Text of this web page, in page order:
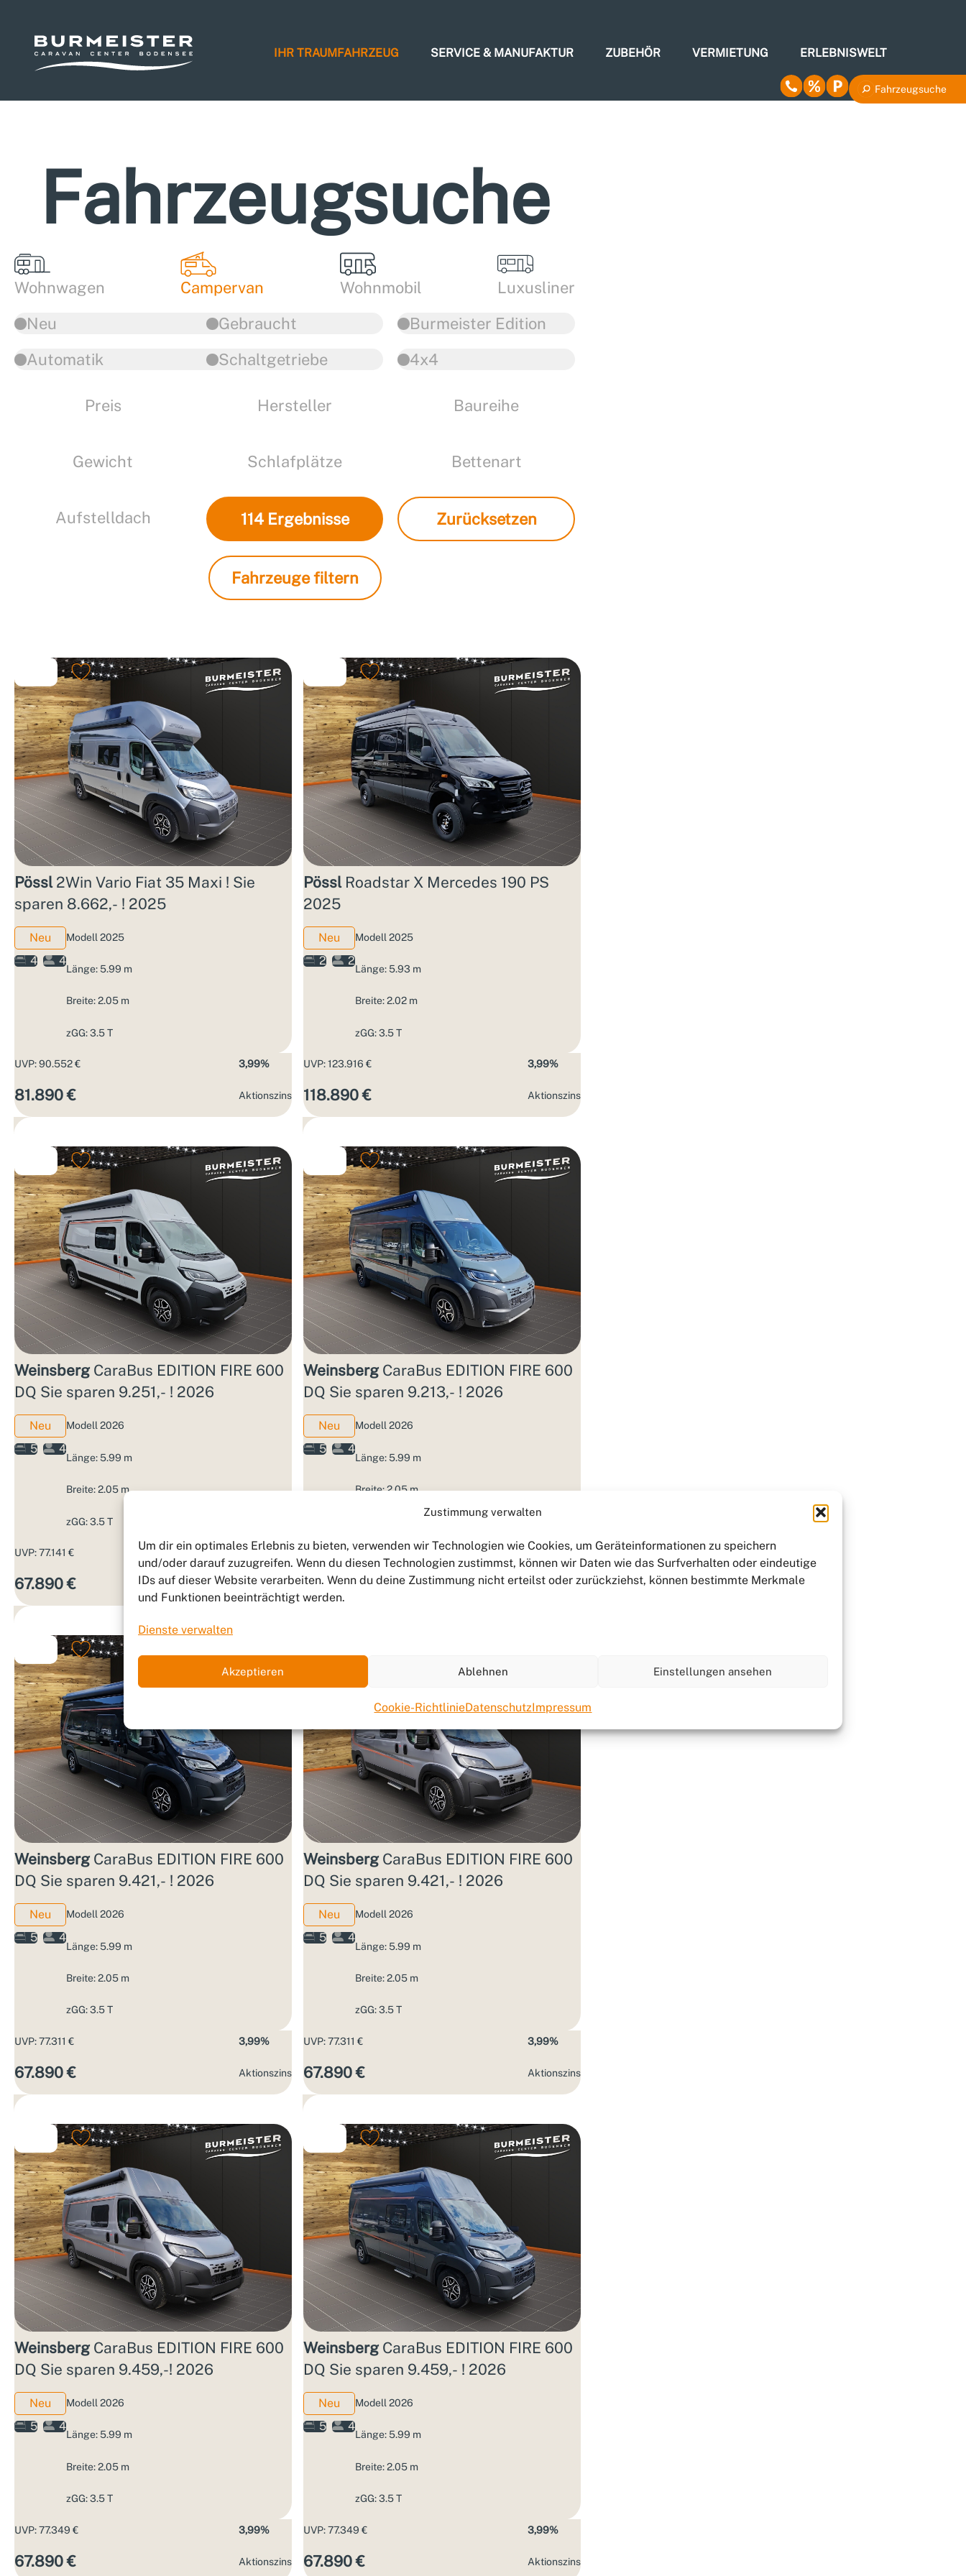
Zustimmung verwalten
Um dir ein optimales Erlebnis zu bieten, verwenden wir Technologien wie Cookies, um Geräteinformationen zu speichern
und/oder darauf zuzugreifen. Wenn du diesen Technologien zustimmst, können wir Daten wie das Surfverhalten oder eindeutige
IDs auf dieser Website verarbeiten. Wenn du deine Zustimmung nicht erteilst oder zurückziehst, können bestimmte Merkmale
und Funktionen beeinträchtigt werden.
Dienste verwalten
Akzeptieren Ablehnen Einstellungen ansehen
Cookie-RichtlinieDatenschutzImpressum
IHR TRAUMFAHRZEUG SERVICE & MANUFAKTUR ZUBEHÖR VERMIETUNG ERLEBNISWELT
Fahrzeugsuche
Fahrzeugsuche
Wohnwagen Campervan Wohnmobil
Luxusliner
Neu
Gebraucht
4x4
Automatik Schaltgetriebe
Burmeister Edition
Preis Hersteller Baureihe
Gewicht Schlafplätze Bettenart
Aufstelldach 114 Ergebnisse Zurücksetzen
Fahrzeuge filtern
Pössl2Win Vario Fiat 35 Maxi ! Sie
sparen 8.662,- ! 2025
Neu
4
4
Modell 2025
Länge: 5.99 m
Breite: 2.05 m
zGG: 3.5 T
UVP: 90.552 €
81.890 €
3,99%
Aktions­zins
PösslRoadstar X Mercedes 190 PS
2025
Neu
2
2
Modell 2025
Länge: 5.93 m
Breite: 2.02 m
zGG: 3.5 T
UVP: 123.916 €
118.890 €
3,99%
Aktions­zins
Weinsberg CaraBus EDITION FIRE 600
DQ Sie sparen 9.251,- ! 2026
Neu
5
4
Modell 2026
Länge: 5.99 m
Breite: 2.05 m
zGG: 3.5 T
UVP: 77.141 €
67.890 €
3,99%
Aktions­zins
Weinsberg CaraBus EDITION FIRE 600
DQ Sie sparen 9.213,- ! 2026
Neu
5
4
Modell 2026
Länge: 5.99 m
Breite: 2.05 m
UVP: 77.103 €
67.890 €
3,99%
Aktions­zins
Weinsberg CaraBus EDITION FIRE 600
DQ Sie sparen 9.421,- ! 2026
Neu
5
4
Modell 2026
Länge: 5.99 m
Breite: 2.05 m
zGG: 3.5 T
UVP: 77.311 €
67.890 €
3,99%
Aktions­zins
Weinsberg CaraBus EDITION FIRE 600
DQ Sie sparen 9.421,- ! 2026
Neu
5
4
Modell 2026
Länge: 5.99 m
Breite: 2.05 m
zGG: 3.5 T
UVP: 77.311 €
67.890 €
3,99%
Aktions­zins
Weinsberg CaraBus EDITION FIRE 600
DQ Sie sparen 9.459,-! 2026
Neu
5
4
Modell 2026
Länge: 5.99 m
Breite: 2.05 m
zGG: 3.5 T
UVP: 77.349 €
67.890 €
3,99%
Aktions­zins
Weinsberg CaraBus EDITION FIRE 600
DQ Sie sparen 9.459,- ! 2026
Neu
5
4
Modell 2026
Länge: 5.99 m
Breite: 2.05 m
zGG: 3.5 T
UVP: 77.349 €
67.890 €
3,99%
Aktions­zins